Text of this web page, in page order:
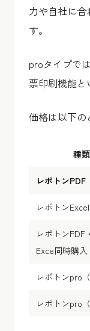
力や自社に
す。
proタイプで
票印刷機能と
価格は以下の
種類
レポトンPDF
レポトンExcel
レポトンPDF
Exce同時購入
レポトンpro（
レポトンpro（